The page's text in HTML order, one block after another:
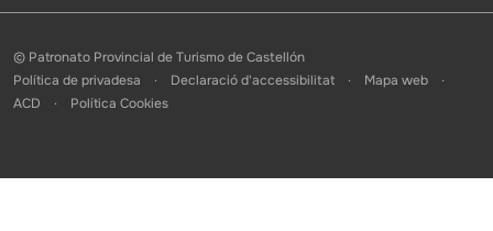
© Patronato Provincial de Turismo de Castellón
Política de privadesa
Declaració d'accessibilitat
Mapa web
ACD
Política Cookies